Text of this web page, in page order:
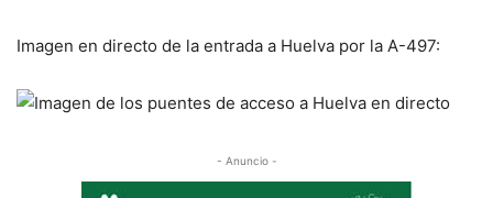
Imagen en directo de la entrada a Huelva por la A-497:
- Anuncio -